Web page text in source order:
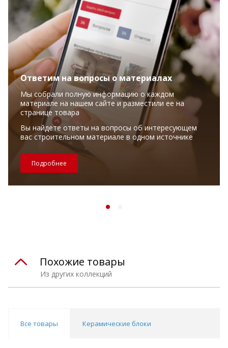
Ответим на вопросы о материалах
Мы собрали полную информацию о каждом
материале на нашем сайте и разместили ее на
странице товара
Вы найдете ответы на вопросы об интересующем
вас строительном материале в одном источнике
Подробнее
Из других коллекций
Похожие товары
Все товары Керамические блоки